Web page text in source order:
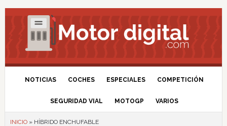
NOTICIAS COCHES ESPECIALES COMPETICIÓN
SEGURIDAD VIAL MOTOGP VARIOS
INICIO» HÍBRIDO ENCHUFABLE